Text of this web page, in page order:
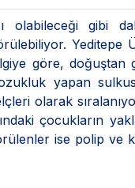
gibi
göre, doğuştan
yapan
olarak
çocukların
ise polip